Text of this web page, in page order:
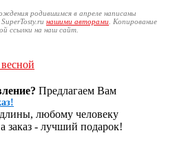
родившимся в апреле написаны
нашими авторами . Копирование
ссылки на наш сайт.
Предлагаем Вам
любому человеку
- лучший подарок!